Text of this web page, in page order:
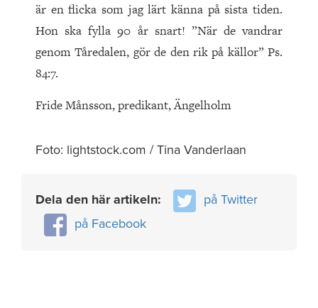
är en flicka som jag lärt känna på sista tiden.
Hon ska fylla 90 år snart! ”När de vandrar
genom Tåredalen, gör de den rik på källor” Ps.
84:7.
Fride Månsson, predikant, Ängelholm
Foto: lightstock.com / Tina Vanderlaan
Dela den här artikeln:
på Twitter
på Facebook